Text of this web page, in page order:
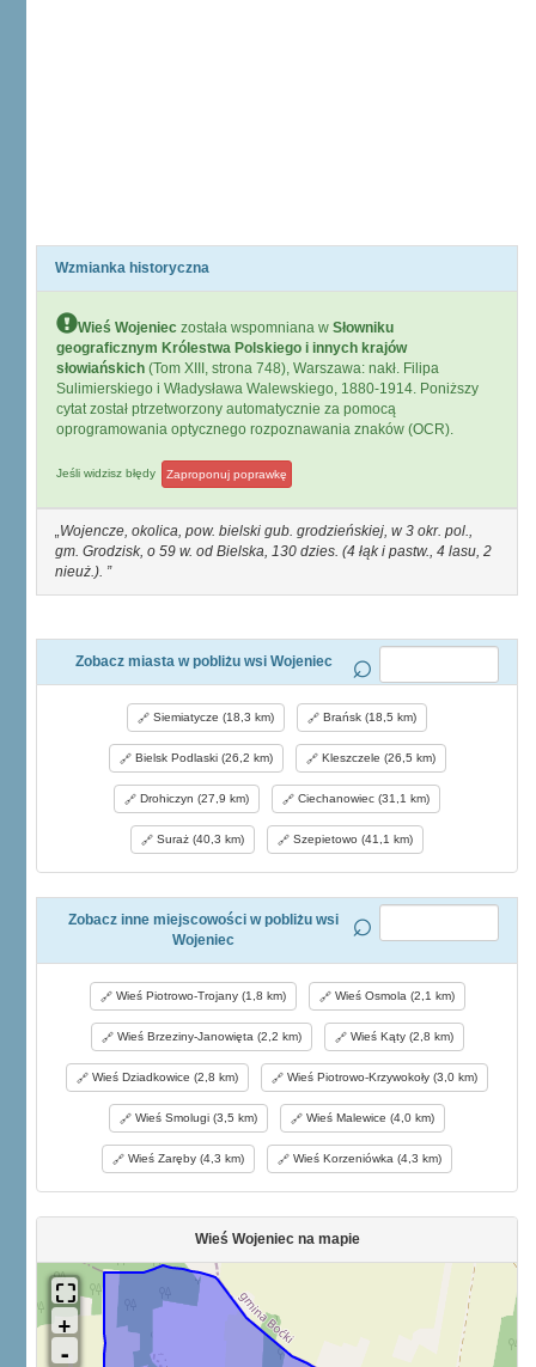
Wzmianka historyczna
Wieś Wojeniec została wspomniana w Słowniku
geograficznym Królestwa Polskiego i innych krajów
słowiańskich (Tom XIII, strona 748), Warszawa: nakł. Filipa
Sulimierskiego i Władysława Walewskiego, 1880-1914. Poniższy
cytat został ptrzetworzony automatycznie za pomocą
oprogramowania optycznego rozpoznawania znaków (OCR).
Jeśli widzisz błędy Zaproponuj poprawkę
Wojencze, okolica, pow. bielski gub. grodzieńskiej, w 3 okr. pol.,
gm. Grodzisk, o 59 w. od Bielska, 130 dzies. (4 łąk i pastw., 4 lasu, 2
nieuż.).
Zobacz miasta w pobliżu wsi Wojeniec
Siemiatycze (18,3 km) Brańsk (18,5 km)
Bielsk Podlaski (26,2 km) Kleszczele (26,5 km)
Drohiczyn (27,9 km) Ciechanowiec (31,1 km)
Suraż (40,3 km) Szepietowo (41,1 km)
Zobacz inne miejscowości w pobliżu wsi
Wojeniec
Wieś Piotrowo-Trojany (1,8 km) Wieś Osmola (2,1 km)
Wieś Brzeziny-Janowięta (2,2 km) Wieś Kąty (2,8 km)
Wieś Dziadkowice (2,8 km) Wieś Piotrowo-Krzywokoły (3,0 km)
Wieś Smolugi (3,5 km) Wieś Malewice (4,0 km)
Wieś Zaręby (4,3 km) Wieś Korzeniówka (4,3 km)
Wieś Wojeniec na mapie